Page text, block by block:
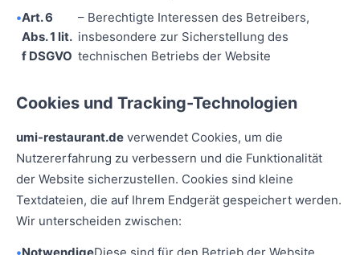
Art. 6
Abs. 1 lit.
f DSGVO
– Berechtigte Interessen des Betreibers,
insbesondere zur Sicherstellung des
technischen Betriebs der Website
Cookies und Tracking-Technologien
umi-restaurant.de verwendet Cookies, um die
Nutzererfahrung zu verbessern und die Funktionalität
der Website sicherzustellen. Cookies sind kleine
Textdateien, die auf Ihrem Endgerät gespeichert werden.
Wir unterscheiden zwischen: